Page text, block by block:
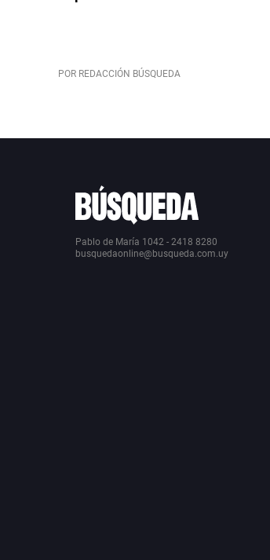
POR REDACCIÓN BÚSQUEDA
Pablo de María 1042 - 2418 8280
busquedaonline@busqueda.com.uy